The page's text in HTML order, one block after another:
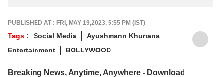
PUBLISHED AT : FRI, MAY 19,2023, 5:55 PM (IST)
Tags : Social Media
Ayushmann Khurrana
Entertainment
BOLLYWOOD
Breaking News, Anytime, Anywhere - Download